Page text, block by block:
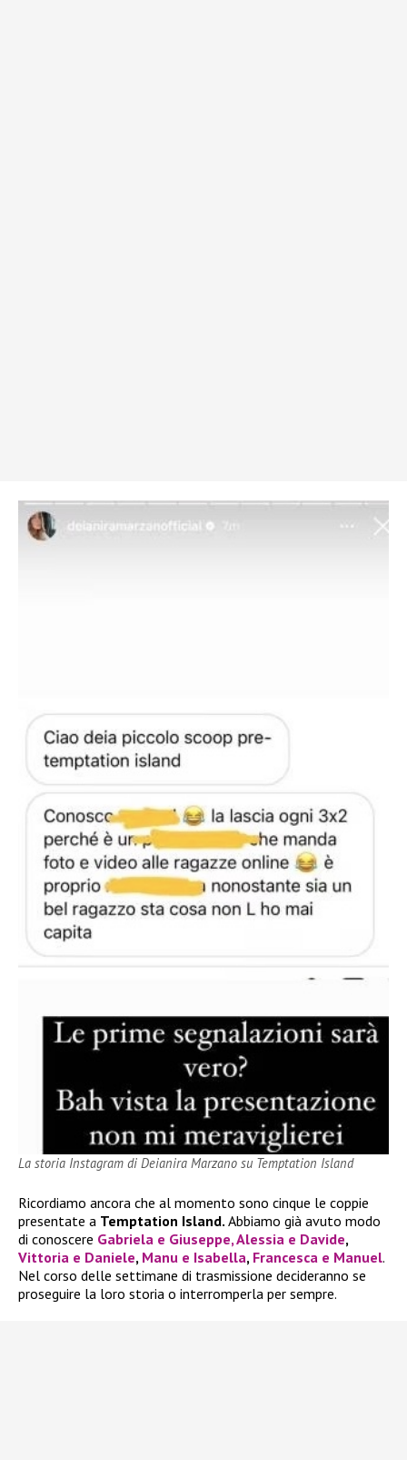
La storia Instagram di Deianira Marzano su Temptation Island
Ricordiamo ancora che al momento sono cinque le coppie
presentate a Temptation Island. Abbiamo già avuto modo
di conoscere Gabriela e Giuseppe,Alessia e Davide,
Vittoria e Daniele, Manu e Isabella, Francesca e Manuel.
Nel corso delle settimane di trasmissione decideranno se
proseguire la loro storia o interromperla per sempre.